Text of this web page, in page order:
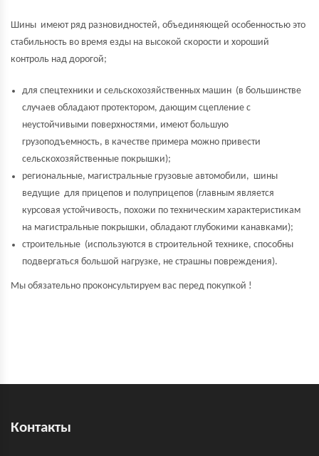
Шины имеют ряд разновидностей, объединяющей особенностью это
стабильность во время езды на высокой скорости и хороший
контроль над дорогой;
для спецтехники и сельскохозяйственных машин (в большинстве
случаев обладают протектором, дающим сцепление с
неустойчивыми поверхностями, имеют большую
грузоподъемность, в качестве примера можно привести
сельскохозяйственные покрышки);
региональные, магистральные грузовые автомобили, шины
ведущие для прицепов и полуприцепов (главным является
курсовая устойчивость, похожи по техническим характеристикам
на магистральные покрышки, обладают глубокими канавками);
строительные (используются в строительной технике, способны
подвергаться большой нагрузке, не страшны повреждения).
Мы обязательно проконсультируем вас перед покупкой !
Контакты